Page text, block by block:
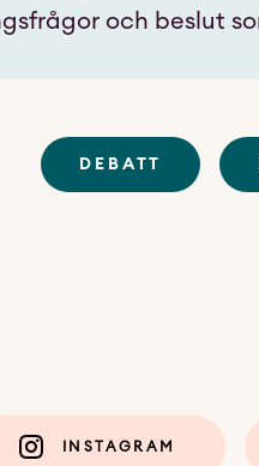
och beslut
DEBATT
INSTAGRAM